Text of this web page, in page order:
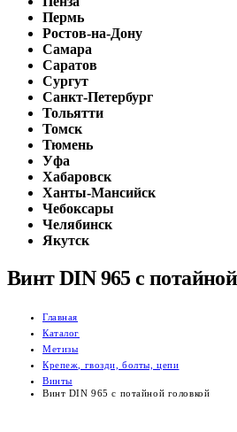
Пермь
Ростов-на-Дону
Самара
Саратов
Сургут
Санкт-Петербург
Тольятти
Томск
Тюмень
Уфа
Хабаровск
Ханты-Мансийск
Чебоксары
Челябинск
Якутск
Винт DIN 965 с
Главная
Каталог
Метизы
Крепеж, гвозди, болты, цепи
Винты
Винт DIN 965 с потайной головкой